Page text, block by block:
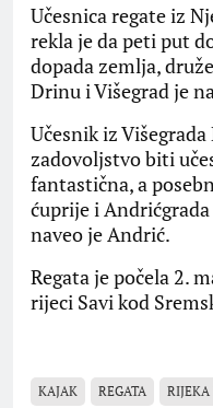
Učesnica regate iz
rekla je da peti put
dopada zemlja,
Drinu i Višegrad je
Učesnik iz
zadovoljstvo biti
fantastična, a
ćuprije i
naveo je Andrić.
Regata je počela 2.
rijeci Savi kod
KAJAK REGATA